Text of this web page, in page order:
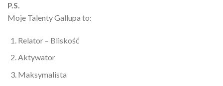
P.S.
Moje Talenty Gallupa to:
Relator – Bliskość
Aktywator
Maksymalista